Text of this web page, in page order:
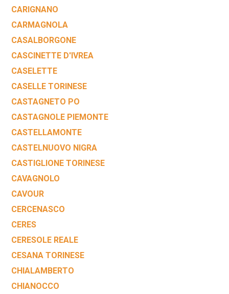
CARIGNANO
CARMAGNOLA
CASALBORGONE
CASCINETTE D'IVREA
CASELETTE
CASELLE TORINESE
CASTAGNETO PO
CASTAGNOLE PIEMONTE
CASTELLAMONTE
CASTELNUOVO NIGRA
CASTIGLIONE TORINESE
CAVAGNOLO
CAVOUR
CERCENASCO
CERES
CERESOLE REALE
CESANA TORINESE
CHIALAMBERTO
CHIANOCCO